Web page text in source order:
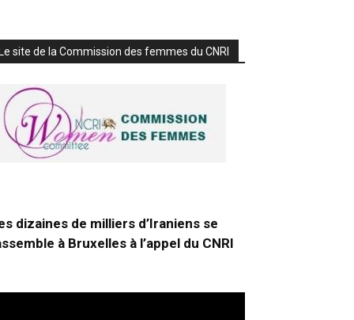
site de la Commission des femmes du CNRI
dizaines de milliers d’Iraniens se
à Bruxelles à l’appel du CNRI